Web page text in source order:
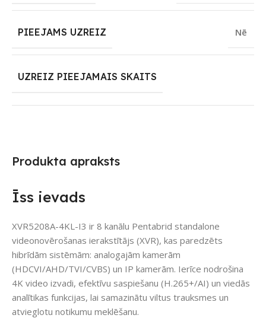
Produkta apraksts
Īss ievads
XVR5208A-4KL-I3 ir 8 kanālu Pentabrid standalone
videonovērošanas ierakstītājs (XVR), kas paredzēts
hibrīdām sistēmām: analogajām kamerām
(HDCVI/AHD/TVI/CVBS) un IP kamerām. Ierīce nodrošina
4K video izvadi, efektīvu saspiešanu (H.265+/AI) un viedās
analītikas funkcijas, lai samazinātu viltus trauksmes un
atvieglotu notikumu meklēšanu.
PIEEJAMS UZREIZ Nē
UZREIZ PIEEJAMAIS SKAITS